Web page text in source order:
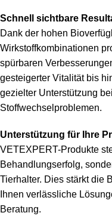
Schnell sichtbare
Dank der hohen
Wirkstoffkombinationen
spürbaren
gesteigerter Vitalität bis
gezielter Unterstützung
Stoffwechselproblemen.
Unterstützung für Ihre
VETEXPERT-Produkte
Behandlungserfolg,
Tierhalter. Dies stärkt die
Ihnen verlässliche
Beratung.